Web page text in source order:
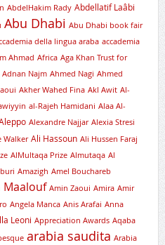
AbdelHakim Rady Abdellatif Laâbi
Abu Dhabi Abu Dhabi book fair
della lingua araba accademia
Ahmad Africa Aga Khan Trust for
Adnan Najm Ahmed Nagi Ahmed
Akher Wahed Fina Akl Awit Al-
al-Rajeh Hamidani Alaa Al-
Alexandre Najjar Alexia Stresi
Walker Ali Hassoun Ali Hussen Faraj
AlMultaqa Prize Almutaqa Al
Amazigh Amel Bouchareb
Maalouf Amin Zaoui Amira Amir
Angela Manca Anis Arafai Anna
Leoni Appreciation Awards Aqaba
arabia saudita Arabia